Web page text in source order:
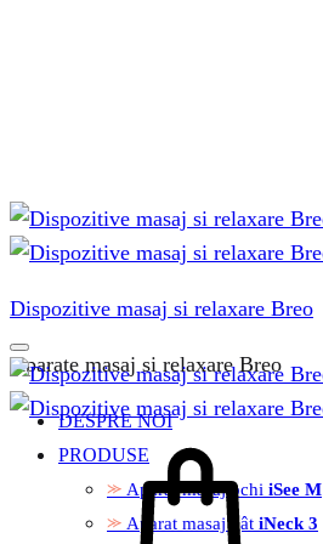
Dispozitive masaj si relaxare Breo
Aparate masaj si relaxare Breo
DESPRE NOI
PRODUSE
Aparat masaj ochi iSee M
Aparat masaj gât iNeck 3